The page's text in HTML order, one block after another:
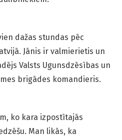
dažas stundas pēc
Jānis ir valmierietis un
Valsts Ugunsdzēsības un
brigādes komandieris.
ko kara izpostītajās
Man likās, ka